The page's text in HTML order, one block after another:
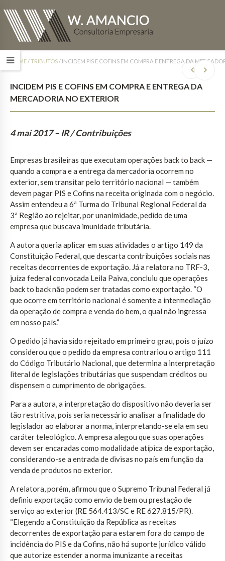
HOME/TRIBUTOS/ INCIDEM PIS E COFINS EM COMPRA E ENTREGA DA
INCIDEM PIS E COFINS EM COMPRA E ENTREGA DA
MERCADORIA NO EXTERIOR
4 mai 2017 – IR / Contribuições
Empresas brasileiras que executam operações back to back —
quando a compra e a entrega da mercadoria ocorrem no
exterior, sem transitar pelo território nacional — também
devem pagar PIS e Cofins na receita originada com o negócio.
Assim entendeu a 6ª Turma do Tribunal Regional Federal da
3ª Região ao rejeitar, por unanimidade, pedido de uma
empresa que buscava imunidade tributária.
A autora queria aplicar em suas atividades o artigo 149 da
Constituição Federal, que descarta contribuições sociais nas
receitas decorrentes de exportação. Já a relatora no TRF-3,
juíza federal convocada Leila Paiva, concluiu que operações
back to back não podem ser tratadas como exportação. “O
que ocorre em território nacional é somente a intermediação
da operação de compra e venda do bem, o qual não ingressa
em nosso país.”
O pedido já havia sido rejeitado em primeiro grau, pois o juízo
considerou que o pedido da empresa contrariou o artigo 111
do Código Tributário Nacional, que determina a interpretação
literal de legislações tributárias que suspendam créditos ou
dispensem o cumprimento de obrigações.
Para a autora, a interpretação do dispositivo não deveria ser
tão restritiva, pois seria necessário analisar a finalidade do
legislador ao elaborar a norma, interpretando-se ela em seu
caráter teleológico. A empresa alegou que suas operações
devem ser encaradas como modalidade atípica de exportação,
considerando-se a entrada de divisas no país em função da
venda de produtos no exterior.
A relatora, porém, afirmou que o Supremo Tribunal Federal já
definiu exportação como envio de bem ou prestação de
serviço ao exterior (RE 564.413/SC e RE 627.815/PR).
“Elegendo a Constituição da República as receitas
decorrentes de exportação para estarem fora do campo de
incidência do PIS e da Cofins, não há suporte jurídico válido
que autorize estender a norma imunizante a receitas